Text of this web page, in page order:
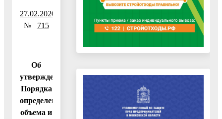
27.02.2020
№ 715
Об
утверждении
Порядка
определения
объема и